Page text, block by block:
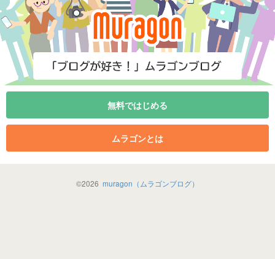
無料ではじめる
ムラゴンとは
©2026 muragon（ムラゴンブログ）